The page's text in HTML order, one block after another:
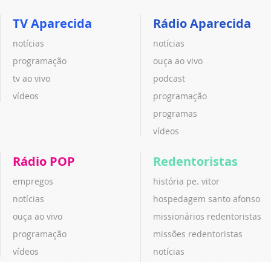
TV Aparecida
notícias
programação
tv ao vivo
vídeos
Rádio Aparecida
notícias
ouça ao vivo
podcast
programação
programas
vídeos
Rádio POP
empregos
notícias
ouça ao vivo
programação
vídeos
Redentoristas
história pe. vitor
hospedagem santo afonso
missionários redentoristas
missões redentoristas
notícias